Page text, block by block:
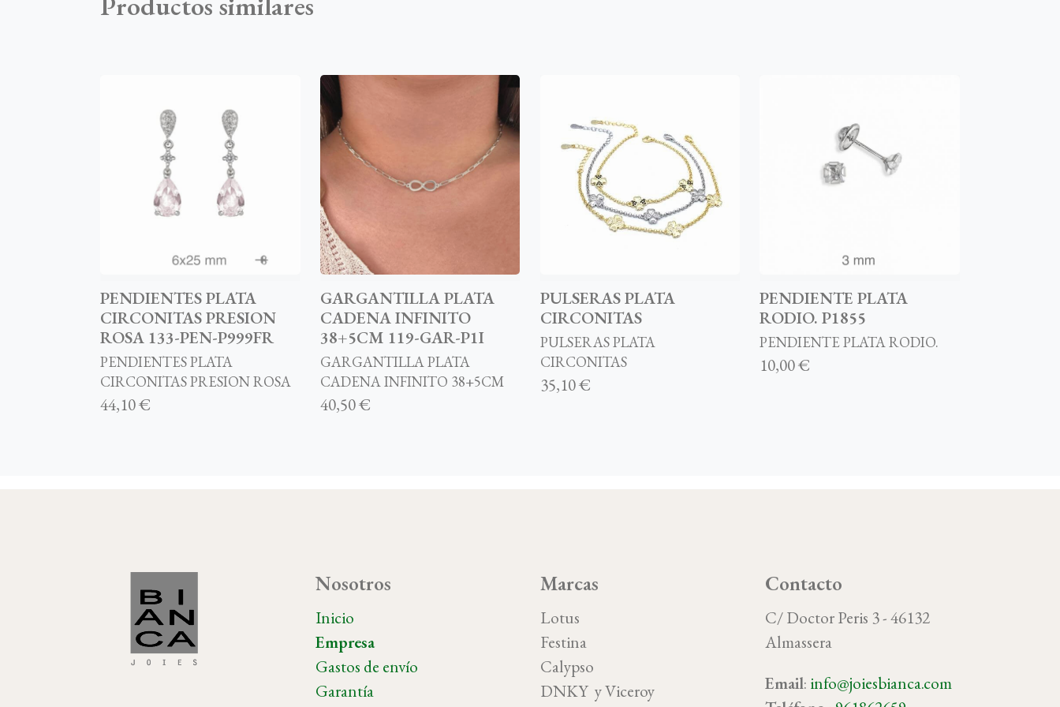
PENDIENTES PLATA
CIRCONITAS PRESION
ROSA 133-PEN-P999FR
PENDIENTES PLATA
CIRCONITAS PRESION ROSA
44,10 €
GARGANTILLA PLATA
CADENA INFINITO
38+5CM 119-GAR-P1I
GARGANTILLA PLATA
CADENA INFINITO 38+5CM
40,50 €
PULSERAS PLATA
CIRCONITAS
PULSERAS PLATA
CIRCONITAS
35,10 €
PENDIENTE PLATA
RODIO. P1855
PENDIENTE PLATA RODIO.
10,00 €
Nosotros
Inicio
Empresa
Gastos de envío
Garantía
Marcas
Lotus
Festina
Calypso
DNKY y Viceroy
Contacto
C/ Doctor Peris 3 - 46132
Almassera
Email: info@joiesbianca.com